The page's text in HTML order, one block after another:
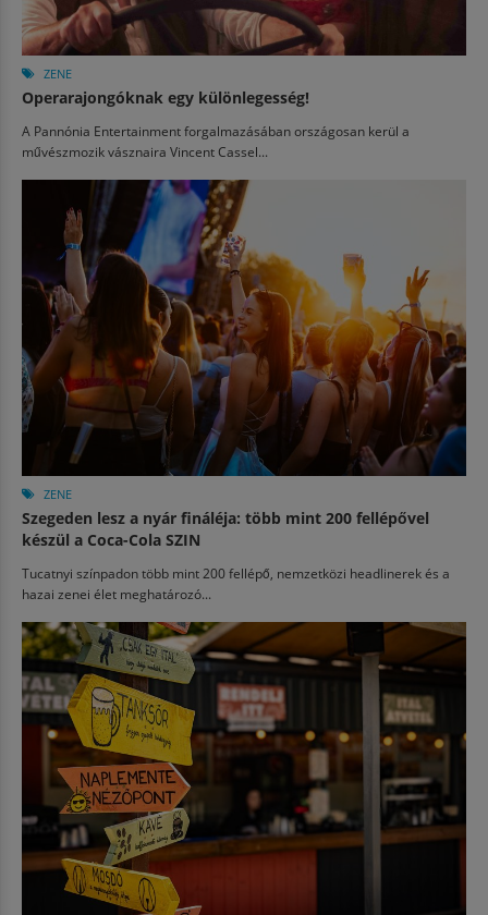
ZENE
Operarajongóknak egy különlegesség!
A Pannónia Entertainment forgalmazásában országosan kerül a
művészmozik vásznaira Vincent Cassel...
ZENE
Szegeden lesz a nyár fináléja: több mint 200 fellépővel
készül a Coca-Cola SZIN
Tucatnyi színpadon több mint 200 fellépő, nemzetközi headlinerek és a
hazai zenei élet meghatározó...